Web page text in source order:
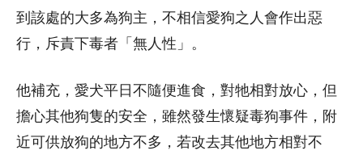
到該處的大多為狗主，不相信愛狗之人會作出惡
行，斥責下毒者「無人性」。
他補充，愛犬平日不隨便進食，對牠相對放心，但
擔心其他狗隻的安全，雖然發生懷疑毒狗事件，附
近可供放狗的地方不多，若改去其他地方相對不